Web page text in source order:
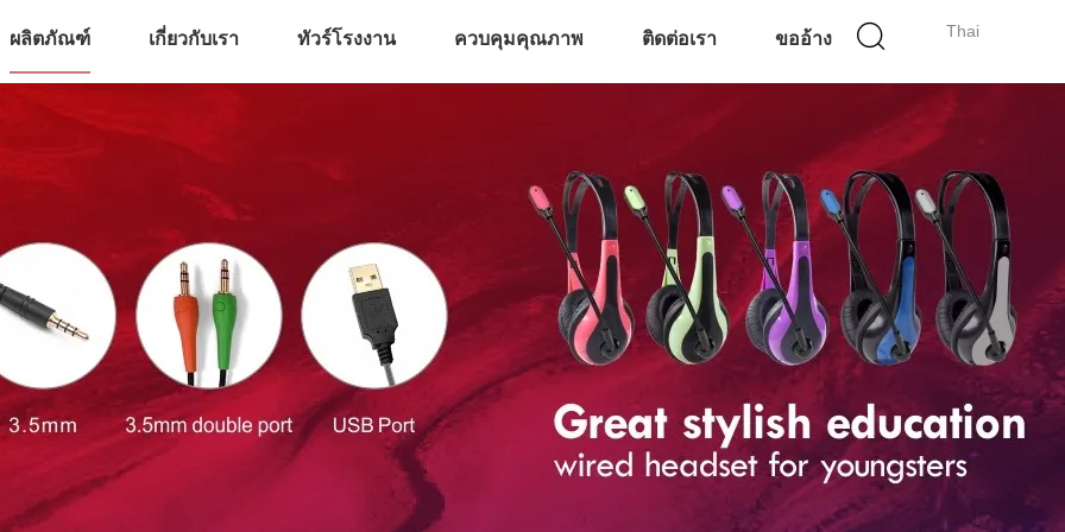
Thai
ผลิตภัณฑ์ เกี่ยวกับเรา ทัวร์โรงงาน ควบคุมคุณภาพ ติดต่อเรา ขออ้าง